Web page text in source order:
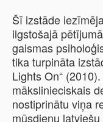
Šī izstāde
ilgstošajā
gaismas
tika turpināta
Lights On“ (2010).
mākslinieciskais
nostiprinātu viņa
mūsdienu